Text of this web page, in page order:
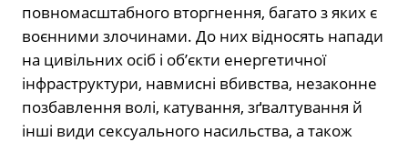
повномасштабного вторгнення, багато з яких є
воєнними злочинами. До них відносять напади
на цивільних осіб і об’єкти енергетичної
інфраструктури, навмисні вбивства, незаконне
позбавлення волі, катування, зґвалтування й
інші види сексуального насильства, а також